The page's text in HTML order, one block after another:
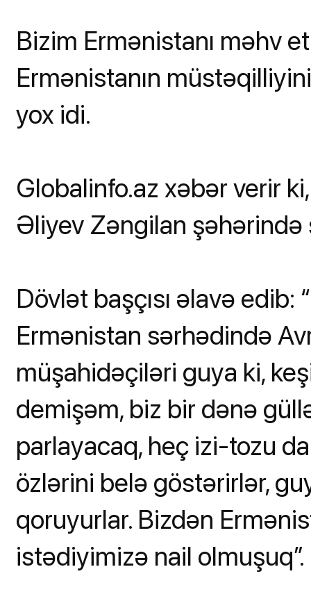
Bizim Ermənistanı məhv
Ermənistanın
yox idi.
Globalinfo.az xəbər verir
Əliyev Zəngilan
Dövlət başçısı əlavə
Ermənistan sərhədində
müşahidəçiləri guya ki,
demişəm, biz bir dənə
parlayacaq, heç izi-tozu
özlərini belə göstərirlər,
qoruyurlar. Bizdən
istədiyimizə nail olmuşuq”.